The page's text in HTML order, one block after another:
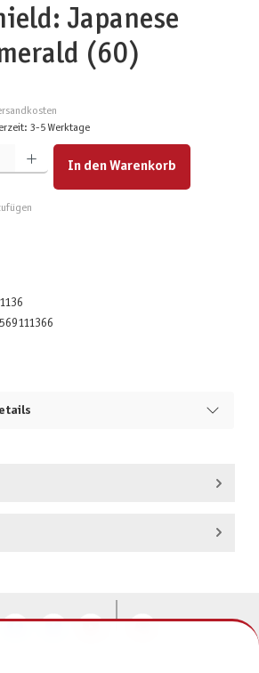
Japanese
(60)
3-5 Werktage
Wert ein oder benutze die Schaltflächen um die Anzahl zu
In den Warenkorb